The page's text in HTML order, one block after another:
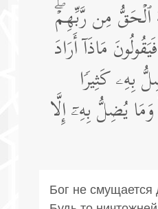
ٱلۡحَقُّ مِن رَّبِّهِمۡۖ
مَاذَاۤ أَرَادَ
بِهِۦ كَثِیرࣰا
یُضِلُّ بِهِۦۤ إِلَّا
Бог не смущается